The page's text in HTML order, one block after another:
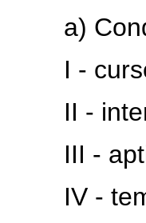
a)
I - curso
II -
III -
IV -